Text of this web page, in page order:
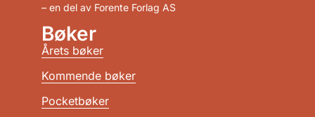
– en del av Forente Forlag AS
Bøker
Årets bøker
Kommende bøker
Pocketbøker